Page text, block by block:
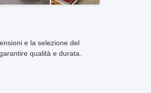
e la selezione del
qualità e durata.